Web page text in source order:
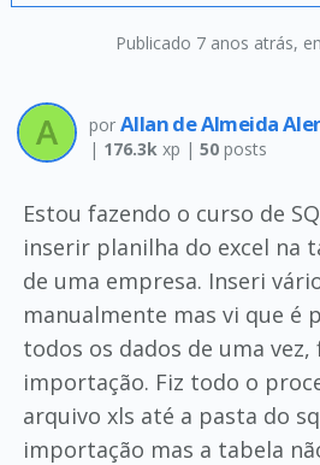
Publicado 7 anos atrás,
por Allan de Almeida
| 176.3kxp | 50posts
Estou fazendo o curso de
inserir planilha do excel na
de uma empresa. Inseri
manualmente mas vi que é
todos os dados de uma vez,
importação. Fiz todo o
arquivo xls até a pasta do
importação mas a tabela